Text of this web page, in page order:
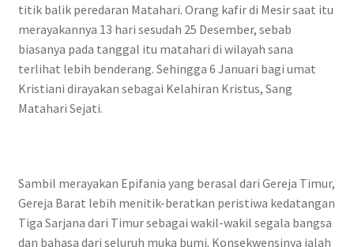
titik balik peredaran Matahari. Orang kafir di Mesir saat itu
merayakannya 13 hari sesudah 25 Desember, sebab
biasanya pada tanggal itu matahari di wilayah sana
terlihat lebih benderang. Sehingga 6 Januari bagi umat
Kristiani dirayakan sebagai Kelahiran Kristus, Sang
Matahari Sejati.
Sambil merayakan Epifania yang berasal dari Gereja Timur,
Gereja Barat lebih menitik-beratkan peristiwa kedatangan
Tiga Sarjana dari Timur sebagai wakil-wakil segala bangsa
dan bahasa dari seluruh muka bumi. Konsekwensinya ialah